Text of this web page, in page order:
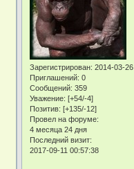
Зарегистрирован: 2014-03-26
Приглашений: 0
Сообщений: 359
Уважение: [+54/-4]
Позитив: [+135/-12]
Провел на форуме:
4 месяца 24 дня
Последний визит:
2017-09-11 00:57:38